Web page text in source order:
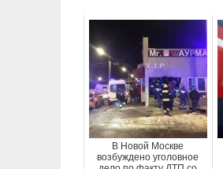
В Новой Москве
возбуждено уголовное